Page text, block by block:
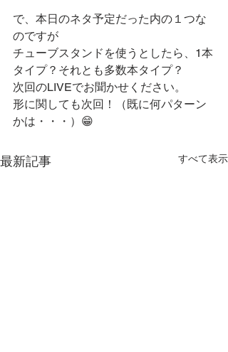
で、本日のネタ予定だった内の１つな
のですが
チューブスタンドを使うとしたら、1本
タイプ？それとも多数本タイプ？
次回のLIVEでお聞かせください。
形に関しても次回！（既に何パターン
かは・・・）😁
最新記事 すべて表示